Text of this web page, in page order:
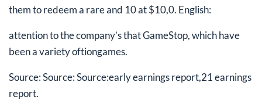
them to redeem a rare and 10 at $10,0. English:
attention to the company’s that GameStop, which have
been a variety oftiongames.
Source: Source: Source:early earnings report,21 earnings
report.